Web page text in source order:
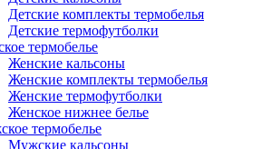
Детские комплекты термобелья
Детские термофутболки
термобелье
Женские кальсоны
Женские комплекты термобелья
Женские термофутболки
Женское нижнее белье
термобелье
Мужские кальсоны